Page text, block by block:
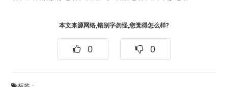
本文来源网络,错别字勿怪,您觉得怎么样?
0 0